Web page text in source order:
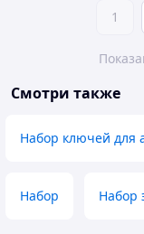
1
Смотри также
Набор ключей для
Набор Набор